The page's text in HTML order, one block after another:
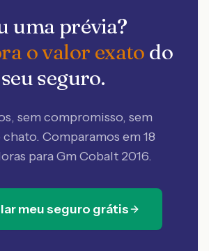
uma prévia?
o valor exato do
seu seguro.
sem compromisso, sem
Comparamos em 18
para Gm Cobalt 2016.
meu seguro grátis